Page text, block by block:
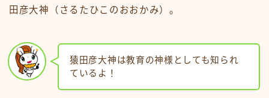
田彦大神（さるたひこのおおかみ）。
猿田彦大神は教育の神様としても知られ
ているよ！